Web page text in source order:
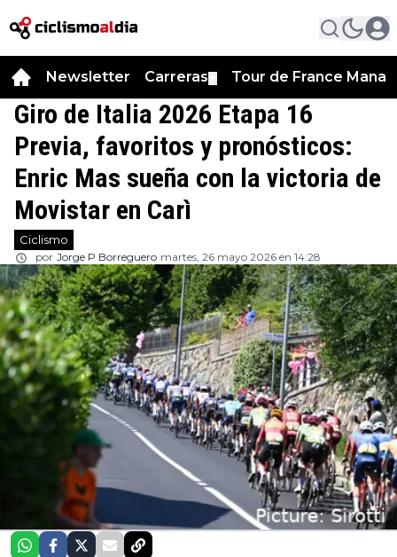
Newsletter Carreras Tour de France
Giro de Italia 2026 Etapa 16
Previa, favoritos y pronósticos:
Enric Mas sueña con la victoria de
Movistar en Carì
Ciclismo
por Jorge P Borreguero martes, 26 mayo 2026 en 14:28